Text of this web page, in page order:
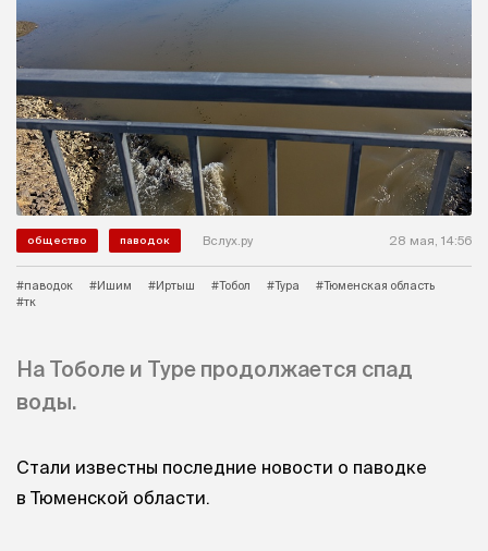
общество паводок Вслух.ру 28 мая, 14:56
#паводок #Ишим #Иртыш #Тобол #Тура
#Тюменская область
#тк
На Тоболе и Туре продолжается спад
воды.
Стали известны последние новости о паводке
в Тюменской области.